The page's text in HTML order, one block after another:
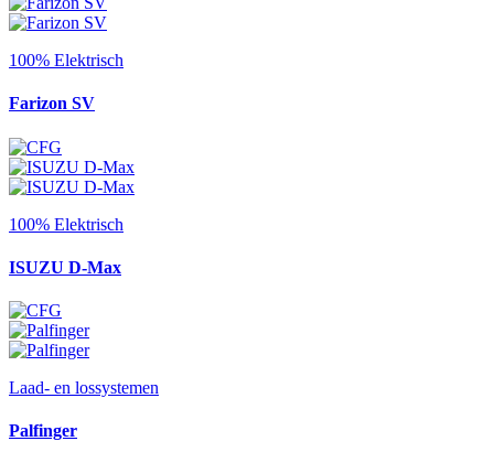
100% Elektrisch
Farizon SV
100% Elektrisch
ISUZU D-Max
Laad- en lossystemen
Palfinger